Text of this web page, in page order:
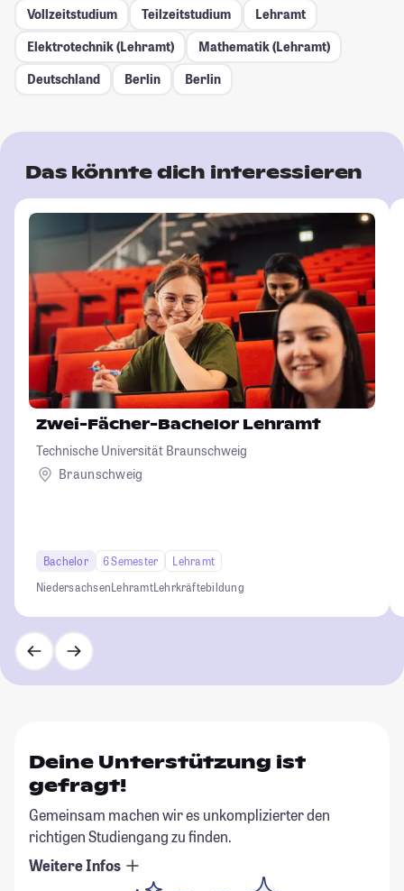
Vollzeitstudium
Teilzeitstudium
Lehramt
Elektrotechnik (Lehramt)
Mathematik (Lehramt)
Deutschland
Berlin Berlin
Das könnte dich interessieren
Zwei-Fächer-Bachelor Lehramt
Technische Universität Braunschweig
Braunschweig
Bachelor 6 Semester
Lehramt
NiedersachsenLehramtLehrkräftebildung
Deine Unterstützung ist
gefragt!
Gemeinsam machen wir es unkomplizierter den
richtigen Studiengang zu finden.
Weitere Infos